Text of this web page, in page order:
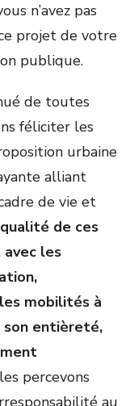
n’avez pas
projet de votre
publique.
de toutes
féliciter les
urbaine
alliant
de vie et
de ces
les
mobilités à
son entièreté,
percevons
au